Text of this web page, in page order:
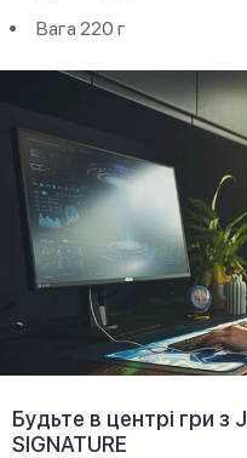
Вага 220 г
Будьте в центрі гри з
SIGNATURE